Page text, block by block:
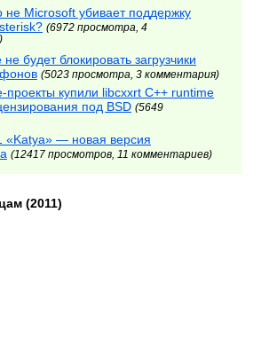
Microsoft убивает поддержку
(6972 просмотра, 4
будет блокировать загрузчики
(5023 просмотра, 3 комментария)
проекты купили libcxxrt C++ runtime
под BSD (5649
«Katya» — новая версия
(12417 просмотров, 11 комментариев)
(2011)